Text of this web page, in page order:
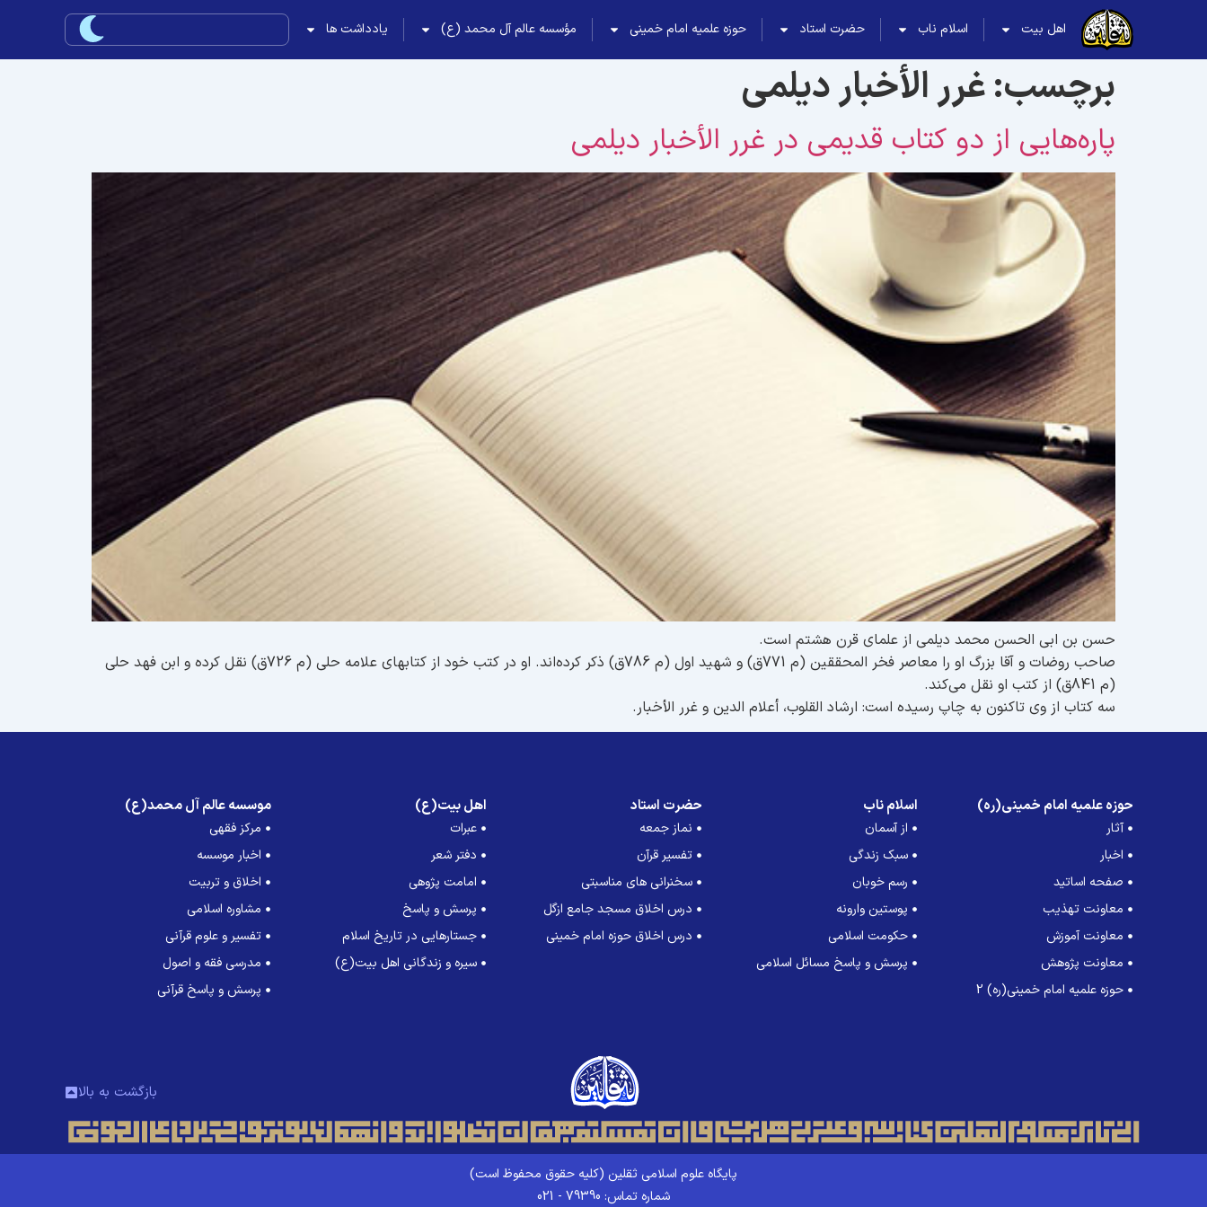
اهل بیت اسلام ناب حضرت استاد حوزه علمیه امام خمینی مؤسسه عالم آل محمد (ع) یادداشت ها
برچسب:غرر الأخبار دیلمی
پاره‌هایی از دو کتاب قدیمی در غرر الأخبار دیلمی
حسن بن ابی الحسن محمد دیلمی از علمای قرن هشتم است.
صاحب روضات و آقا بزرگ او را معاصر فخر المحققین (م 771ق) و شهید اول (م 786ق) ذکر کرده‌اند. او در کتب خود از کتابهای علامه حلی (م 726ق) نقل کرده و ابن فهد حلی
(م 841ق) از کتب او نقل می‌کند.
سه کتاب از وی تاکنون به چاپ رسیده است: ارشاد القلوب، أعلام الدین و غرر الأخبار.
حوزه علمیه امام خمینی(ره)
آثار
اخبار
صفحه اساتید
معاونت تهذیب
معاونت آموزش
معاونت پژوهش
حوزه علمیه امام خمینی(ره) 2
اسلام ناب
از آسمان
سبک زندگی
رسم خوبان
پوستین وارونه
حکومت اسلامی
پرسش و پاسخ مسائل اسلامی
حضرت استاد
نماز جمعه
تفسیر قرآن
سخنرانی های مناسبتی
درس اخلاق مسجد جامع ازگل
درس اخلاق حوزه امام خمینی
اهل بیت(ع)
عبرات
دفتر شعر
امامت پژوهی
پرسش و پاسخ
جستارهایی در تاریخ اسلام
سیره و زندگانی اهل بیت(ع)
موسسه عالم آل محمد(ع)
مرکز فقهی
اخبار موسسه
اخلاق و تربیت
مشاوره اسلامی
تفسیر و علوم قرآنی
مدرسی فقه و اصول
پرسش و پاسخ قرآنی
بازگشت به بالا
پایگاه علوم اسلامی ثقلین (کلیه حقوق محفوظ است)
شماره تماس: 79390 - 021